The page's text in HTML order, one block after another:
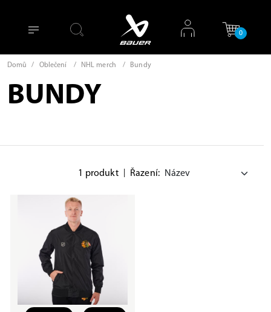
0
Domů / Oblečení / NHL merch / Bundy
BUNDY
1 produkt Řazení: